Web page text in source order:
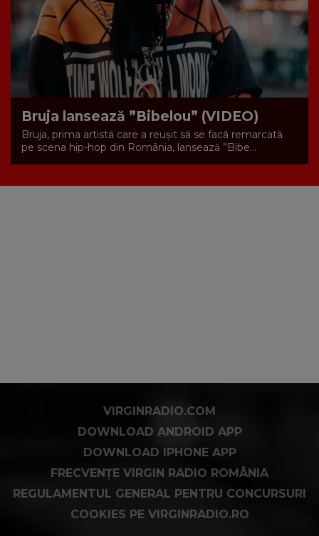
Bruja lansează ”Bibelou” (VIDEO)
Bruja, prima artistă care a reușit să se facă remarcată
pe scena hip-hop din România, lansează ”Bibe...
VIRGINRADIO.COM
DOWNLOAD ANDROID APP
DOWNLOAD IPHONE APP
FRECVENȚE VIRGIN RADIO ROMÂNIA
REGULAMENTUL GENERAL PENTRU CONCURSURI
COOKIES PE VIRGINRADIO.RO